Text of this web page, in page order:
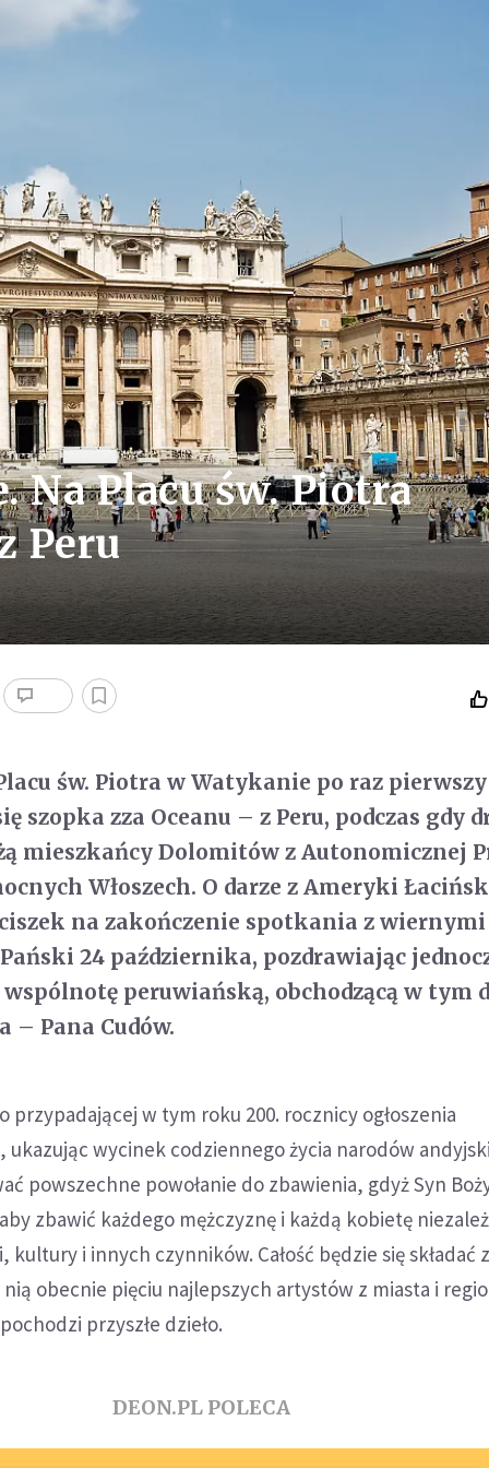
Na Placu św. Piotra
Peru
św. Piotra w Watykanie po raz
szopka zza Oceanu – z Peru, podczas gdy
mieszkańcy Dolomitów z Autonomicznej
Włoszech. O darze z Ameryki
na zakończenie spotkania z
24 października, pozdrawiając
wspólnotę peruwiańską, obchodzącą w tym
– Pana Cudów.
przypadającej w tym roku 200. rocznicy ogłoszenia
ukazując wycinek codziennego życia narodów
powszechne powołanie do zbawienia, gdyż Syn
zbawić każdego mężczyznę i każdą kobietę
kultury i innych czynników. Całość będzie się składać
nią obecnie pięciu najlepszych artystów z miasta i
przyszłe dzieło.
DEON.PL POLECA